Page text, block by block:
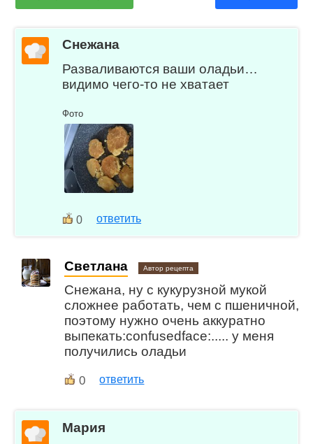
Снежана
Разваливаются ваши оладьи…
видимо чего-то не хватает
Фото
0 ответить
Светлана Автор рецепта
Снежана, ну с кукурузной мукой
сложнее работать, чем с пшеничной,
поэтому нужно очень аккуратно
выпекать:confusedface:..... у меня
получились оладьи
0 ответить
Мария